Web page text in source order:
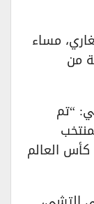
مساء
من
“تم
العالم